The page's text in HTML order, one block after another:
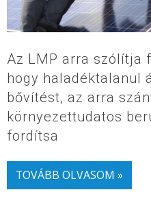
Az LMP arra szólítja
hogy haladéktalanul
bővítést, az arra
környezettudatos
fordítsa
TOVÁBB OLVASOM »